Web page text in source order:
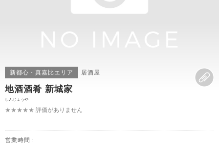
新都心・真嘉比エリア 居酒屋
地酒酒肴 新城家
しんじょうや
★★★★★ 評価がありません
営業時間 :